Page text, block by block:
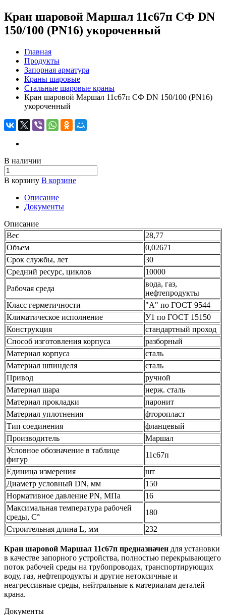
Кран шаровой Маршал 11с67п СФ DN
150/100 (PN16) укороченный
Главная
Продукты
Запорная арматура
Краны шаровые
Стальные шаровые краны
Кран шаровой Маршал 11с67п СФ DN 150/100 (PN16)
укороченный
В наличии
В корзину В корзине
Описание
Документы
Описание
Вес
28,77
Объем
0,02671
Срок службы, лет
30
Средний ресурс, циклов
10000
Рабочая среда
вода, газ,
нефтепродукты
Класс герметичности
"А" по ГОСТ 9544
Климатическое исполнение
У1 по ГОСТ 15150
Конструкция
стандартный проход
Способ изготовления корпуса
разборный
Материал корпуса
сталь
Материал шпинделя
сталь
Привод
ручной
Материал шара
нерж. сталь
Материал прокладки
паронит
Материал уплотнения
фторопласт
Тип соединения
фланцевый
Производитель
Маршал
Условное обозначение в таблице
фигур
11с67п
Единица измерения
шт
Диаметр условный DN, мм
150
Нормативное давление PN, МПа
16
Максимальная температура рабочей
среды, С°
180
Строительная длина L, мм
232
Кран шаровой Маршал 11c67п предназначен для установки
в качестве запорного устройства, полностью перекрывающего
поток рабочей среды на трубопроводах, транспортирующих
воду, газ, нефтепродукты и другие нетоксичные и
неагрессивные среды, нейтральные к материалам деталей
крана.
Документы